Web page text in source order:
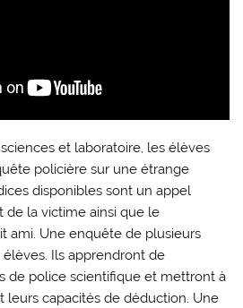
et laboratoire, les élèves
policière sur une étrange
disponibles sont un appel
la victime ainsi que le
ami. Une enquête de plusieurs
Ils apprendront de
de police scientifique et mettront à
leurs capacités de déduction. Une